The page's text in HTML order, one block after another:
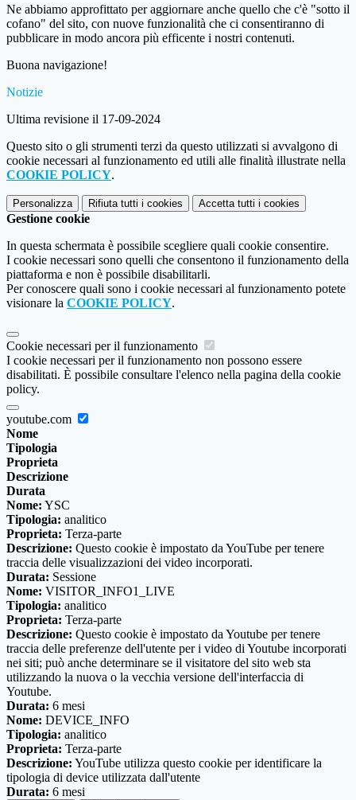
Ne abbiamo approfittato per aggiornare anche quello che c'è "sotto il
cofano" del sito, con nuove funzionalità che ci consentiranno di
pubblicare in modo ancora più efficente i nostri contenuti.
Buona navigazione!
Notizie
Ultima revisione il 17-09-2024
Questo sito o gli strumenti terzi da questo utilizzati si avvalgono di
cookie necessari al funzionamento ed utili alle finalità illustrate nella
COOKIE POLICY.
Personalizza Rifiuta tutti i cookies Accetta tutti i cookies
Gestione cookie
In questa schermata è possibile scegliere quali cookie consentire.
I cookie necessari sono quelli che consentono il funzionamento della
piattaforma e non è possibile disabilitarli.
Per conoscere quali sono i cookie necessari al funzionamento potete
visionare la COOKIE POLICY.
Cookie necessari per il funzionamento
I cookie necessari per il funzionamento non possono essere
disabilitati. È possibile consultare l'elenco nella pagina della cookie
policy.
youtube.com
Nome
Tipologia
Proprieta
Descrizione
Durata
Nome: YSC
Tipologia: analitico
Proprieta: Terza-parte
Descrizione: Questo cookie è impostato da YouTube per tenere
traccia delle visualizzazioni dei video incorporati.
Durata: Sessione
Nome: VISITOR_INFO1_LIVE
Tipologia: analitico
Proprieta: Terza-parte
Descrizione: Questo cookie è impostato da Youtube per tenere
traccia delle preferenze dell'utente per i video di Youtube incorporati
nei siti; può anche determinare se il visitatore del sito web sta
utilizzando la nuova o la vecchia versione dell'interfaccia di
Youtube.
Durata: 6 mesi
Nome: DEVICE_INFO
Tipologia: analitico
Proprieta: Terza-parte
Descrizione: YouTube utilizza questo cookie per identificare la
tipologia di device utilizzata dall'utente
Durata: 6 mesi